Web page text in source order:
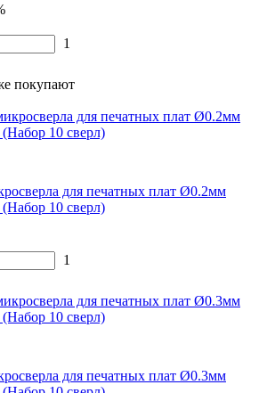
1
покупают
для печатных плат Ø0.2мм
10 сверл)
1
для печатных плат Ø0.3мм